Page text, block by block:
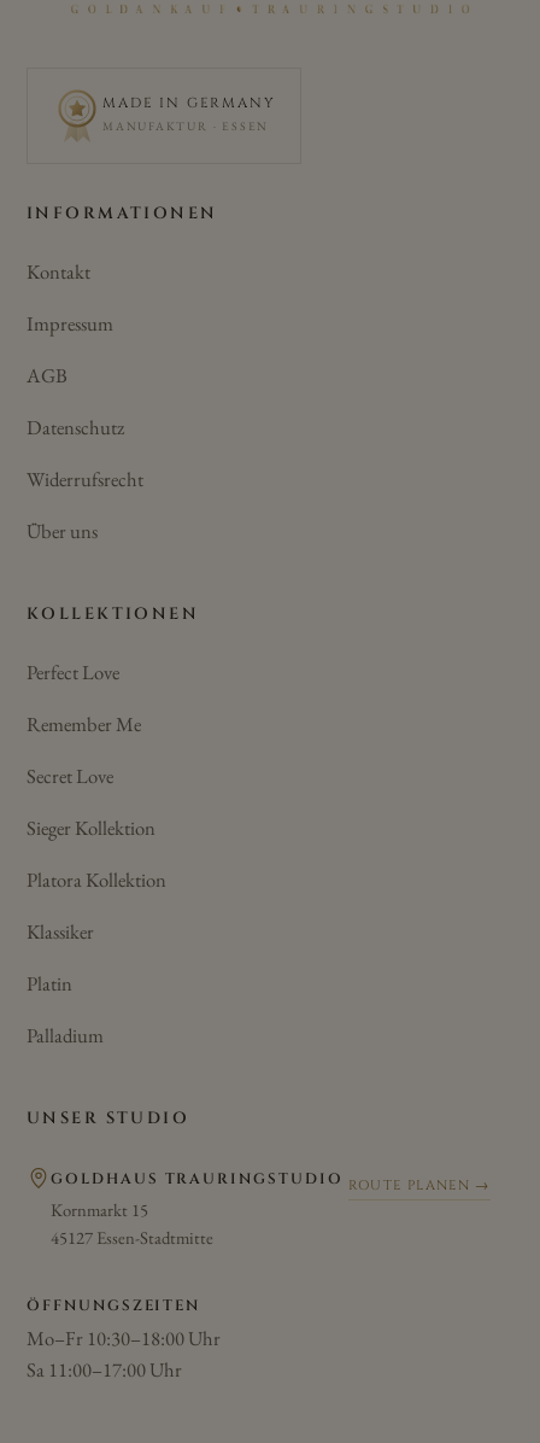
MADE IN GERMANY
MANUFAKTUR · ESSEN
INFORMATIONEN
Kontakt
Impressum
AGB
Datenschutz
Widerrufsrecht
Über uns
KOLLEKTIONEN
Perfect Love
Remember Me
Secret Love
Sieger Kollektion
Platora Kollektion
Klassiker
Platin
Palladium
UNSER STUDIO
GOLDHAUS TRAURINGSTUDIO
Kornmarkt 15
45127 Essen-Stadtmitte
ROUTE PLANEN →
ÖFFNUNGSZEITEN
Mo–Fr 10:30–18:00 Uhr
Sa 11:00–17:00 Uhr